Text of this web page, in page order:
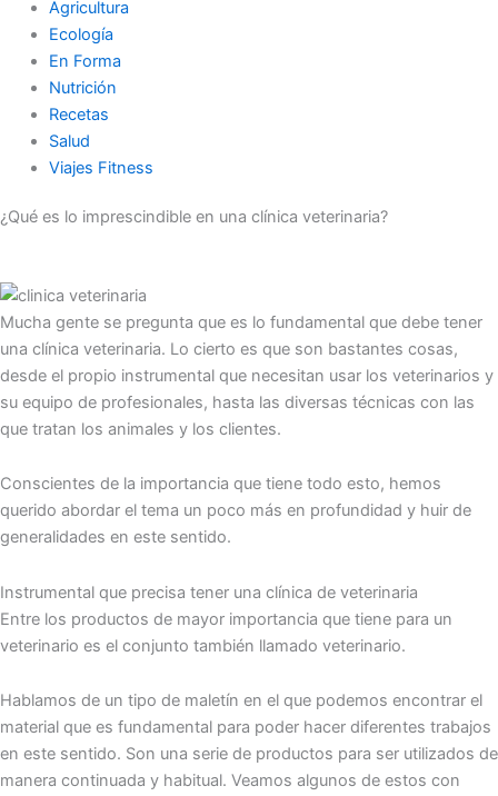
Agricultura
Ecología
En Forma
Nutrición
Recetas
Salud
Viajes Fitness
¿Qué es lo imprescindible en una clínica veterinaria?
Mucha gente se pregunta que es lo fundamental que debe tener
una clínica veterinaria. Lo cierto es que son bastantes cosas,
desde el propio instrumental que necesitan usar los veterinarios y
su equipo de profesionales, hasta las diversas técnicas con las
que tratan los animales y los clientes.
Conscientes de la importancia que tiene todo esto, hemos
querido abordar el tema un poco más en profundidad y huir de
generalidades en este sentido.
Instrumental que precisa tener una clínica de veterinaria
Entre los productos de mayor importancia que tiene para un
veterinario es el conjunto también llamado veterinario.
Hablamos de un tipo de maletín en el que podemos encontrar el
material que es fundamental para poder hacer diferentes trabajos
en este sentido. Son una serie de productos para ser utilizados de
manera continuada y habitual. Veamos algunos de estos con